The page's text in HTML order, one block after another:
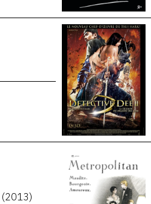
(2013)